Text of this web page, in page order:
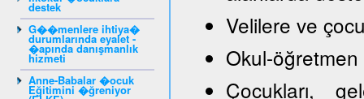
destek
G��menlere ihtiya�
durumlarında eyalet -
�apında danışmanlık
hizmeti
Anne-Babalar �ocuk
Eğitimini �ğreniyor
Velilere ve
Okul-
Çocukları,